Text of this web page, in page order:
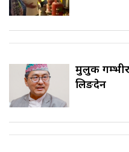
मुलुक
लिङदेन